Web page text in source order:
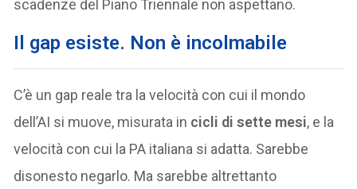
scadenze del Piano Triennale non aspettano.
Il gap esiste. Non è incolmabile
C’è un gap reale tra la velocità con cui il mondo
dell’AI si muove, misurata in cicli di sette mesi, e la
velocità con cui la PA italiana si adatta. Sarebbe
disonesto negarlo. Ma sarebbe altrettanto